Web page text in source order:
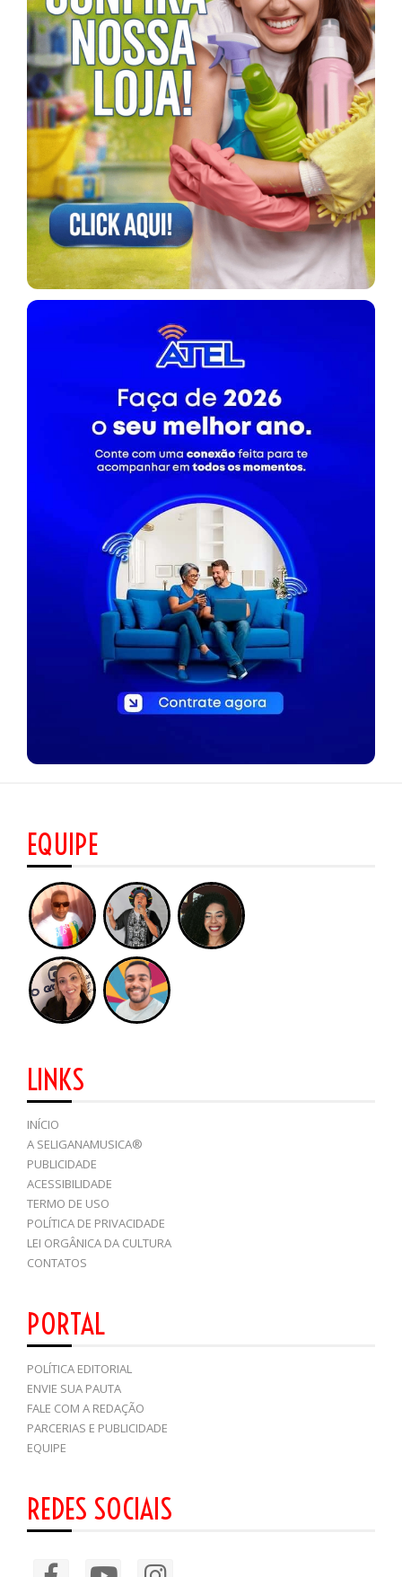
EQUIPE
LINKS
INÍCIO
A SELIGANAMUSICA®
PUBLICIDADE
ACESSIBILIDADE
TERMO DE USO
POLÍTICA DE PRIVACIDADE
LEI ORGÂNICA DA CULTURA
CONTATOS
PORTAL
POLÍTICA EDITORIAL
ENVIE SUA PAUTA
FALE COM A REDAÇÃO
PARCERIAS E PUBLICIDADE
EQUIPE
REDES SOCIAIS